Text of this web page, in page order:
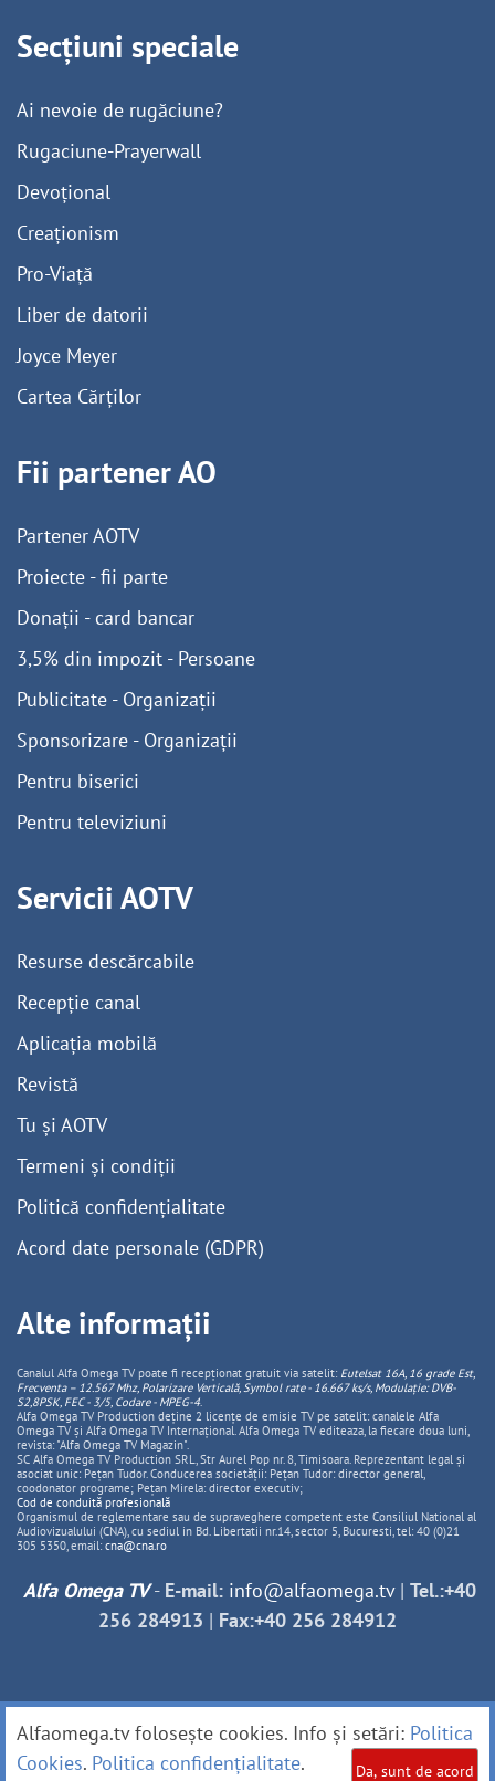
Secțiuni speciale
Ai nevoie de rugăciune?
Rugaciune-Prayerwall
Devoțional
Creaționism
Pro-Viață
Liber de datorii
Joyce Meyer
Cartea Cărților
Fii partener AO
Partener AOTV
Proiecte - fii parte
Donații - card bancar
3,5% din impozit - Persoane
Publicitate - Organizații
Sponsorizare - Organizații
Pentru biserici
Pentru televiziuni
Servicii AOTV
Resurse descărcabile
Recepție canal
Aplicația mobilă
Revistă
Tu și AOTV
Termeni și condiții
Politică confidențialitate
Acord date personale (GDPR)
Alte informații
Canalul Alfa Omega TV poate fi recepționat gratuit via satelit: Eutelsat 16A, 16 grade Est,
Frecventa – 12.567 Mhz, PolarizareVerticală, Symbol rate - 16.667 ks/s, Modulație: DVB-
S2,8PSK, FEC - 3/5, Codare - MPEG-4.
Alfa Omega TV Production deține 2 licențe de emisie TV pe satelit: canalele Alfa
Omega TV și Alfa Omega TV Internațional. Alfa Omega TV editeaza, la fiecare doua luni,
revista: "Alfa Omega TV Magazin".
SC Alfa Omega TV Production SRL, Str Aurel Pop nr. 8, Timisoara. Reprezentant legal și
asociat unic: Pețan Tudor. Conducerea societății: Pețan Tudor: director general,
coodonator programe; Pețan Mirela: director executiv;
Cod de conduită profesională
Organismul de reglementare sau de supraveghere competent este Consiliul National al
Audiovizualului (CNA), cu sediul in Bd. Libertatii nr.14, sector 5, Bucuresti, tel: 40 (0)21
305 5350, email: cna@cna.ro
Alfa Omega TV- E-mail: info@alfaomega.tv| Tel.:+40
256 284913 | Fax:+40 256 284912
Alfaomega.tv folosește cookies. Info și setări: Politica
Cookies. Politica confidențialitate. Da, sunt de acord